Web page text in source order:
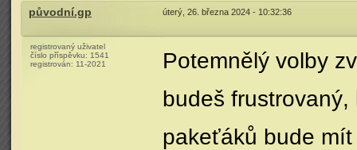
původní.gp úterý, 26. března 2024 - 10:32:36
registrovaný uživatel
číslo příspěvku: 1541
registrován: 11-2021
Potemnělý volby
budeš
pakeťáků bude